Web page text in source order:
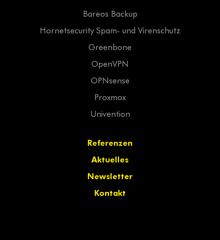
Bareos Backup
Hornetsecurity Spam- und Virenschutz
Greenbone
OpenVPN
OPNsense
Proxmox
Univention
Referenzen
Aktuelles
Newsletter
Kontakt